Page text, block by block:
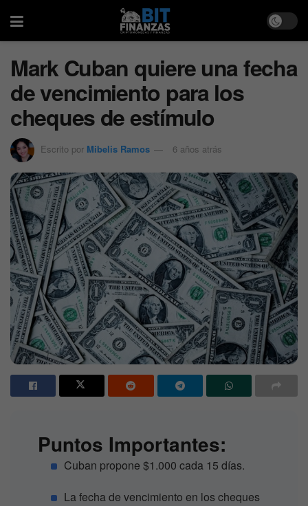
Mark Cuban quiere una fecha
de vencimiento para los
cheques de estímulo
Escrito por Mibelis Ramos 6 años atrás
Puntos Importantes:
Cuban propone $1.000 cada 15 días.
La fecha de vencimiento en los cheques